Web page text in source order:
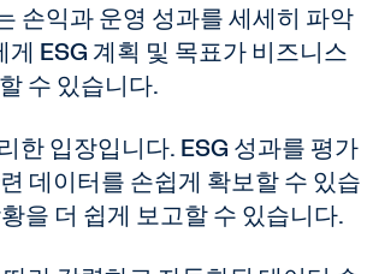
손익과 운영 성과를 세세히 파악
ESG 계획 및 목표가 비즈니스
수 있습니다.
한 입장입니다. ESG 성과를 평가
데이터를 손쉽게 확보할 수 있습
을 더 쉽게 보고할 수 있습니다.